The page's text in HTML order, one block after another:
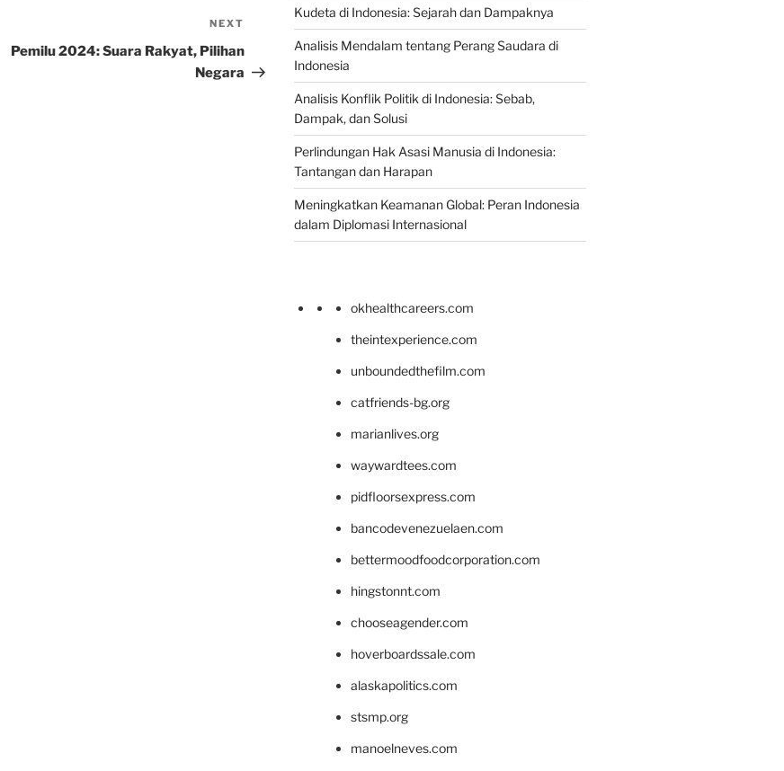
Post
NEXT
Pemilu 2024: Suara Rakyat, Pilihan
Negara
Kudeta di Indonesia: Sejarah dan Dampaknya
Analisis Mendalam tentang Perang Saudara di
Indonesia
Analisis Konflik Politik di Indonesia: Sebab,
Dampak, dan Solusi
Perlindungan Hak Asasi Manusia di Indonesia:
Tantangan dan Harapan
Meningkatkan Keamanan Global: Peran Indonesia
dalam Diplomasi Internasional
okhealthcareers.com
theintexperience.com
unboundedthefilm.com
catfriends-bg.org
marianlives.org
waywardtees.com
pidfloorsexpress.com
bancodevenezuelaen.com
bettermoodfoodcorporation.com
hingstonnt.com
chooseagender.com
hoverboardssale.com
alaskapolitics.com
stsmp.org
manoelneves.com